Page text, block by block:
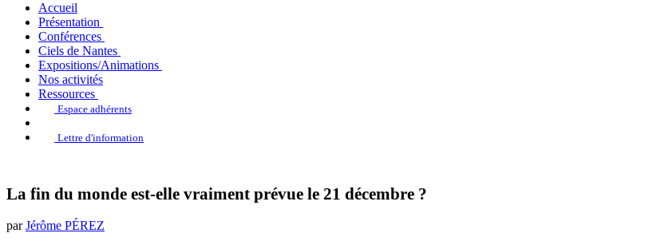
Accueil
Présentation
Conférences
Ciels de Nantes
Expositions/Animations
Nos activités
Ressources
Espace adhérents
Lettre d'information
La fin du monde est-elle vraiment prévue le 21 décembre ?
parJérôme PÉREZ